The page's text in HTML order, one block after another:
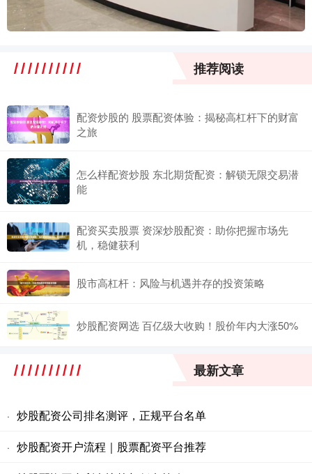
推荐阅读
配资炒股的 股票配资体验：揭秘高杠杆下的财富
之旅
怎么样配资炒股 东北期货配资：解锁无限交易潜
能
配资买卖股票 资深炒股配资：助你把握市场先
机，稳健获利
股市高杠杆：风险与机遇并存的投资策略
炒股配资网选 百亿级大收购！股价年内大涨50%
最新文章
· 炒股配资公司排名测评，正规平台名单
· 炒股配资开户流程｜股票配资平台推荐